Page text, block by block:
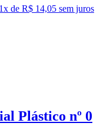
1x de R$ 14,05 sem juros
Plástico nº 0